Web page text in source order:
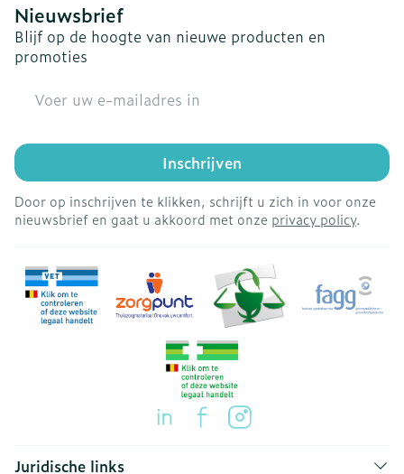
Nieuwsbrief
Blijf op de hoogte van nieuwe producten en
promoties
Inschrijven
Door op inschrijven te klikken, schrijft u zich in voor onze
nieuwsbrief en gaat u akkoord met onze privacy policy.
Juridische links